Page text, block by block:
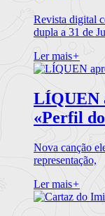
Revista digital
dupla a 31 de Ju
Ler mais+
LÍQUEN
«Perfil
Nova canção
representação,
Ler mais+